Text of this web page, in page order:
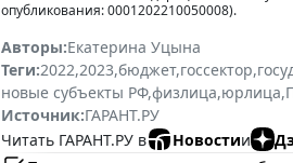
опубликования: 0001202210050008).
Авторы:Екатерина Уцына
Теги:2022,2023,бюджет,госсектор,
новые субъекты РФ,физлица,юрлица,
Источник:ГАРАНТ.РУ
Читать ГАРАНТ.РУ в
Новостии